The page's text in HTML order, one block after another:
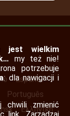
Español
Português
Ελληνική
jest wielkim
my też nie!
potrzebuje
: dla nawigacji i
chwili zmienić